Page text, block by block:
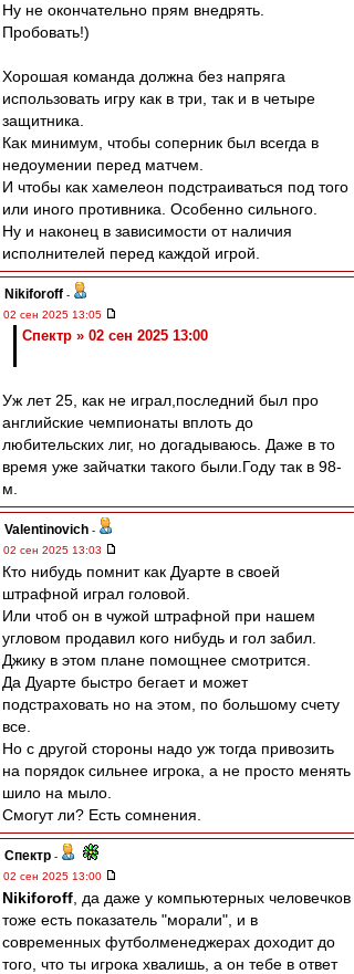
Ну не окончательно прям внедрять.
Пробовать!)
Хорошая команда должна без напряга
использовать игру как в три, так и в четыре
защитника.
Как минимум, чтобы соперник был всегда в
недоумении перед матчем.
И чтобы как хамелеон подстраиваться под того
или иного противника. Особенно сильного.
Ну и наконец в зависимости от наличия
исполнителей перед каждой игрой.
Nikiforoff -
02 сен 2025 13:05
Спектр » 02 сен 2025 13:00
Уж лет 25, как не играл,последний был про
английские чемпионаты вплоть до
любительских лиг, но догадываюсь. Даже в то
время уже зайчатки такого были.Году так в 98-
м.
Valentinovich -
02 сен 2025 13:03
Кто нибудь помнит как Дуарте в своей
штрафной играл головой.
Или чтоб он в чужой штрафной при нашем
угловом продавил кого нибудь и гол забил.
Джику в этом плане помощнее смотрится.
Да Дуарте быстро бегает и может
подстраховать но на этом, по большому счету
все.
Но с другой стороны надо уж тогда привозить
на порядок сильнее игрока, а не просто менять
шило на мыло.
Смогут ли? Есть сомнения.
Спектр -
02 сен 2025 13:00
Nikiforoff , да даже у компьютерных человечков
тоже есть показатель "морали", и в
современных футболменеджерах доходит до
того, что ты игрока хвалишь, а он тебе в ответ